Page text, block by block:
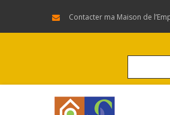
Contacter ma Maison de